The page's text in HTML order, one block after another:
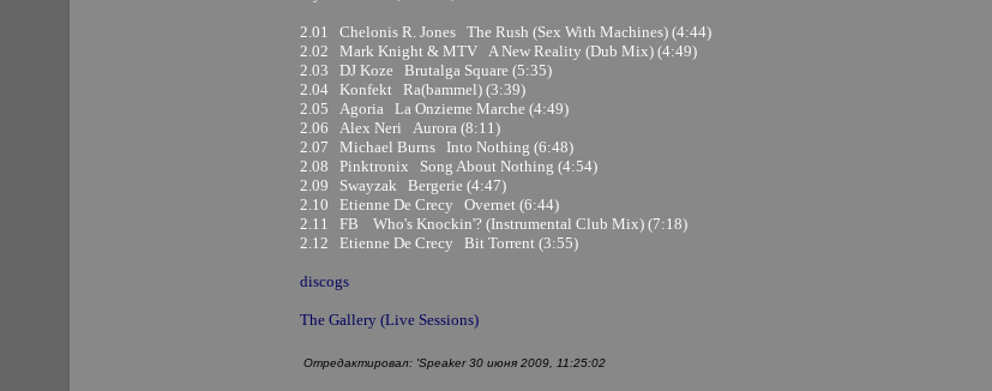
2.01 Chelonis R. Jones The Rush (Sex With Machines) (4:44)
2.02 Mark Knight & MTV A New Reality (Dub Mix) (4:49)
2.03 DJ Koze Brutalga Square (5:35)
2.04 Konfekt Ra(bammel) (3:39)
2.05 Agoria La Onzieme Marche (4:49)
2.06 Alex Neri Aurora (8:11)
2.07 Michael Burns Into Nothing (6:48)
2.08 Pinktronix Song About Nothing (4:54)
2.09 Swayzak Bergerie (4:47)
2.10 Etienne De Crecy Overnet (6:44)
2.11 FB Who's Knockin'? (Instrumental Club Mix) (7:18)
2.12 Etienne De Crecy Bit Torrent (3:55)
discogs
The Gallery (Live Sessions)
Отредактировал: 'Speaker 30 июня 2009, 11:25:02